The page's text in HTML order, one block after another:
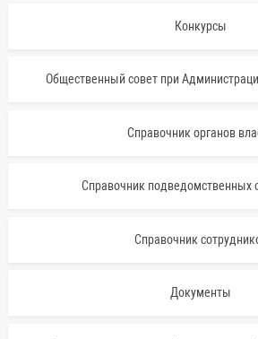
Конкурсы
Общественный совет при
Справочник органов
Справочник подведомственных
Справочник
Документы